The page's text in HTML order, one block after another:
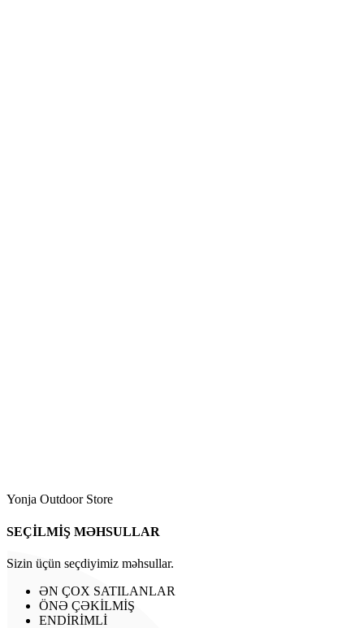
Yonja Outdoor Store
SEÇİLMİŞ MƏHSULLAR
Sizin üçün seçdiyimiz məhsullar.
ƏN ÇOX SATILANLAR
ÖNƏ ÇƏKİLMİŞ
ENDİRİMLİ